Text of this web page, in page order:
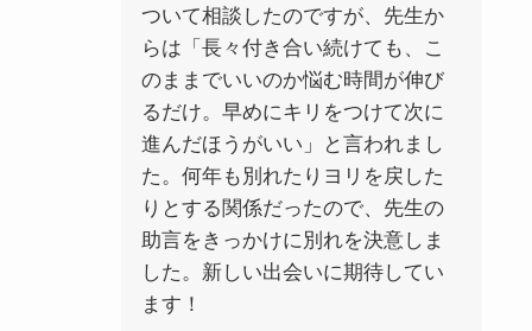
ついて相談したのですが、先生か
らは「長々付き合い続けても、こ
のままでいいのか悩む時間が伸び
るだけ。早めにキリをつけて次に
進んだほうがいい」と言われまし
た。何年も別れたりヨリを戻した
りとする関係だったので、先生の
助言をきっかけに別れを決意しま
した。新しい出会いに期待してい
ます！